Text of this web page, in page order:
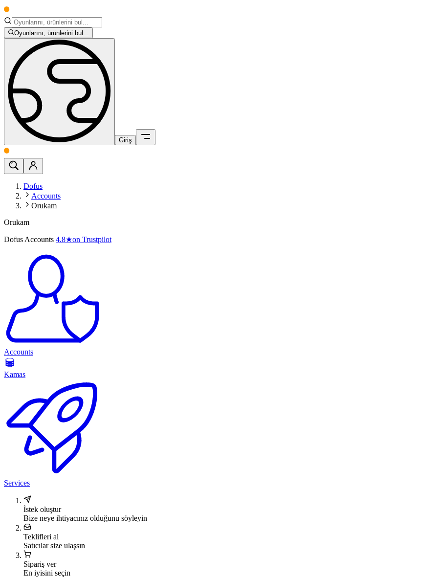
Oyunlarını, ürünlerini bul...
Giriş
Dofus
Accounts
Orukam
Orukam
Dofus Accounts 4.8★on Trustpilot
Accounts
Kamas
Services
İstek oluştur
Bize neye ihtiyacınız olduğunu söyleyin
Teklifleri al
Satıcılar size ulaşsın
Sipariş ver
En iyisini seçin